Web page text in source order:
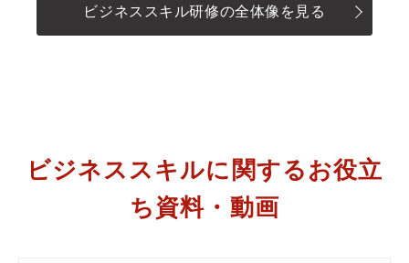
ビジネススキル研修の全体像を見る
ビジネススキルに関するお役立
ち資料・動画